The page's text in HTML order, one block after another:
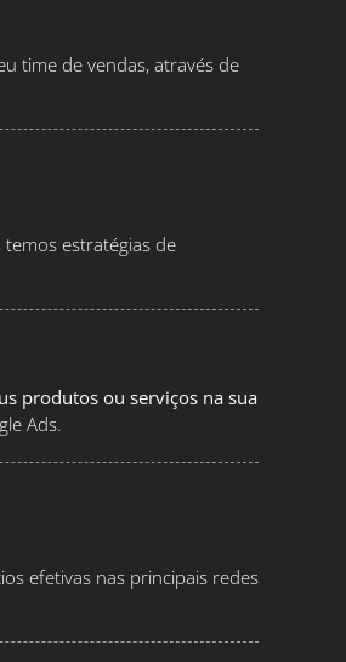
time de vendas, através de
estratégias de
produtos ou serviços na sua
Ads.
efetivas nas principais redes